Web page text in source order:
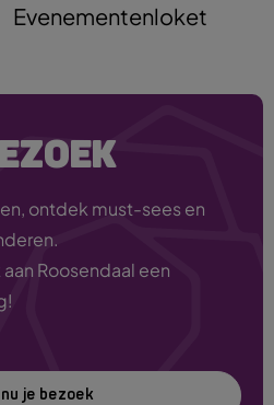
Evenementenloket
ontdek must-sees en
Roosendaal een
nu je bezoek